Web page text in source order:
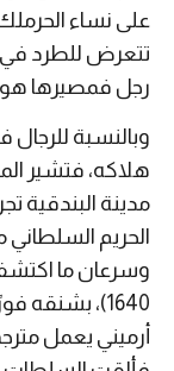
على نساء
تتعرض للطرد في
رجل فمصيرها هو
وبالنسبة
هلاكه، فتشير
مدينة البندقية
الحريم
1640)، بشنقه
أرميني يعمل